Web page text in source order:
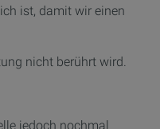
ist, damit wir einen
nicht berührt wird.
jedoch nochmal